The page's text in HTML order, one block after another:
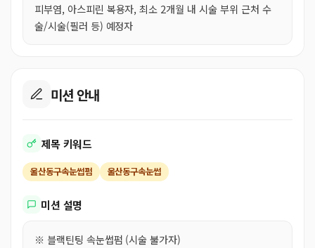
피부염, 아스피린 복용자, 최소 2개월 내 시술 부위 근처 수
술/시술(필러 등) 예정자
미션 안내
제목 키워드
울산동구속눈썹펌 울산동구속눈썹
미션 설명
※ 블랙틴팅 속눈썹펌 (시술 불가자)